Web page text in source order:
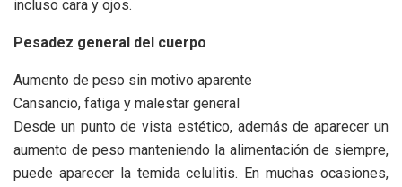
incluso cara y ojos.
Pesadez general del cuerpo
Aumento de peso sin motivo aparente
Cansancio, fatiga y malestar general
Desde un punto de vista estético, además de aparecer un
aumento de peso manteniendo la alimentación de siempre,
puede aparecer la temida celulitis. En muchas ocasiones,